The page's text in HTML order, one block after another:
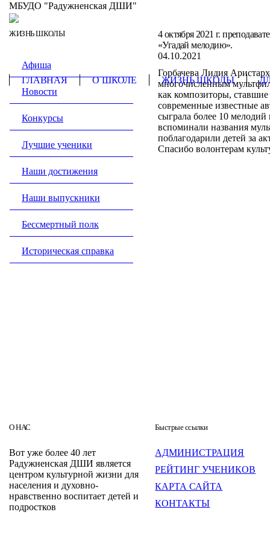
МБУДО "Радужненская ДШИ"
ГЛАВНАЯ О ШКОЛЕ ЖИЗНЬ ШКОЛЫ
4 октября 2021 г.
«Угадай мелодию».
04.10.2021
Горбачева Лидия
многочисленным
как композиторы,
современные известные
сыграла более 10
вспоминали названия
поблагодарили детей за
Спасибо волонтерам
ЖИЗНЬ ШКОЛЫ
Афиша
Новости
Конкурсы
Лучшие ученики
Наши достижения
Наши выпускники
Бессмертный полк
Историческая справка
О НАС
Вот уже более 40 лет
Радужненская ДШИ является
центром культурной жизни для
населения и духовно-
нравственно воспитает детей и
подростков
Быстрые ссылки
АДМИНИСТРАЦИЯ
РЕЙТИНГ УЧЕНИКОВ
КАРТА САЙТА
КОНТАКТЫ